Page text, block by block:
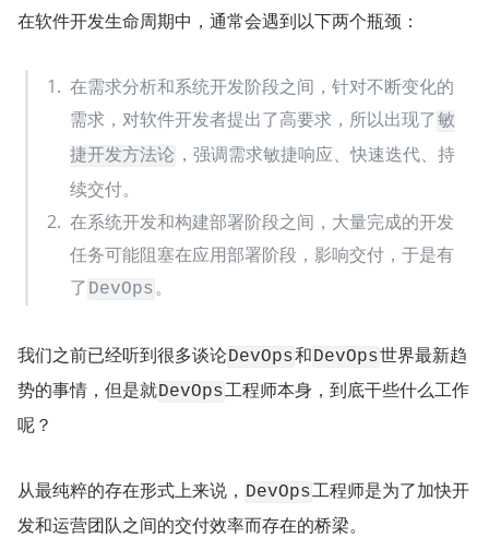
在软件开发生命周期中，通常会遇到以下两个瓶颈：
在需求分析和系统开发阶段之间，针对不断变化的
需求，对软件开发者提出了高要求，所以出现了敏
捷开发方法论 ，强调需求敏捷响应、快速迭代、持
续交付。
在系统开发和构建部署阶段之间，大量完成的开发
任务可能阻塞在应用部署阶段，影响交付，于是有
了 DevOps。
我们之前已经听到很多谈论DevOps和DevOps世界最新趋
势的事情，但是就DevOps工程师本身，到底干些什么工作
呢？
从最纯粹的存在形式上来说， DevOps工程师是为了加快开
发和运营团队之间的交付效率而存在的桥梁。